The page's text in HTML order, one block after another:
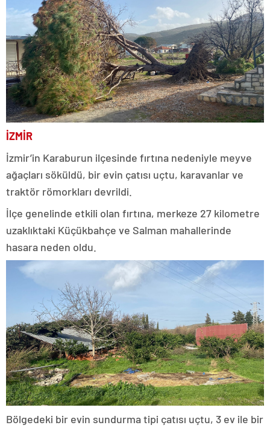
İZMİR
İzmir’in Karaburun ilçesinde fırtına nedeniyle meyve
ağaçları söküldü, bir evin çatısı uçtu, karavanlar ve
traktör römorkları devrildi.
İlçe genelinde etkili olan fırtına, merkeze 27 kilometre
uzaklıktaki Küçükbahçe ve Salman mahallerinde
hasara neden oldu.
Bölgedeki bir evin sundurma tipi çatısı uçtu, 3 ev ile bir